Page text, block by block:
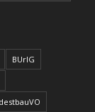
BUrlG